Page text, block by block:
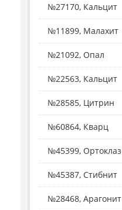
№27170, Кальцит
№11899, Малахит
№21092, Опал
№22563, Кальцит
№28585, Цитрин
№60864, Кварц
№45399, Ортоклаз
№45387, Стибнит
№28468, Арагонит